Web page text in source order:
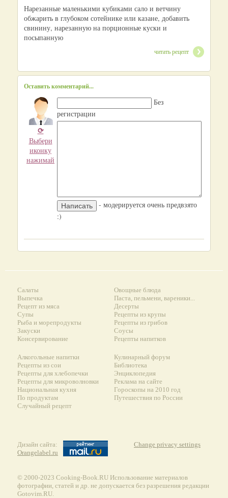
Нарезанные маленькими кубиками сало и ветчину
обжарить в глубоком сотейнике или казане, добавить
свинину, нарезанную на порционные куски и
посыпанную
читать рецепт
Оставить комментарий...
⟳
Выбери
иконку
нажимай
Без
регистрации
- модерируется очень предвзято
:)
Салаты
Выпечка
Рецепт из мяса
Супы
Рыба и морепродукты
Закуски
Консервирование
Овощные блюда
Паста, пельмени, вареники...
Десерты
Рецепты из крупы
Рецепты из грибов
Соусы
Рецепты напитков
Алкогольные напитки
Рецепты из сои
Рецепты для хлебопечки
Рецепты для микроволновки
Национальная кухня
По продуктам
Случайный рецепт
Кулинарный форум
Библиотека
Энциклопедия
Реклама на сайте
Гороскопы на 2010 год
Путешествия по России
Дизайн сайта:
Orangelabel.ru
Change privacy settings
© 2000-2023 Сooking-Book.RU Использование материалов
фотографии, статей и др. не допускается без разрешения редакции
Gotovim.RU.